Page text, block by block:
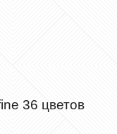
36 цветов